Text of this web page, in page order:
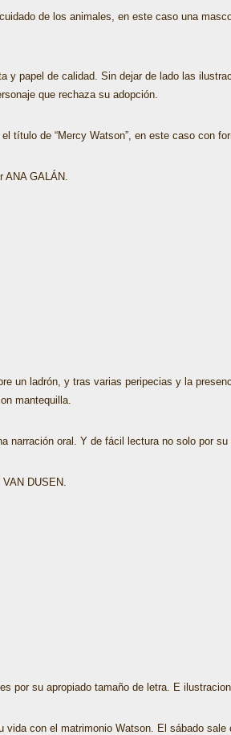
de los animales, en este caso una
y papel de calidad. Sin dejar de lado las
que rechaza su adopción.
título de “Mercy Watson”, en este caso con
ANA GALÁN.
un ladrón, y tras varias peripecias y la
mantequilla.
narración oral. Y de fácil lectura no solo por
DUSEN.
por su apropiado tamaño de letra. E
vida con el matrimonio Watson. El sábado